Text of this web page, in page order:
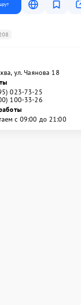
ул. Чаянова 18
023-73-25
100-33-26
с 09:00 до 21:00